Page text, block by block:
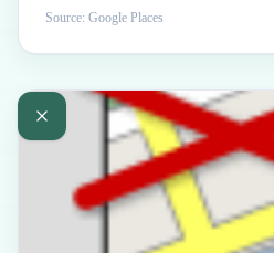
Source: Google Places